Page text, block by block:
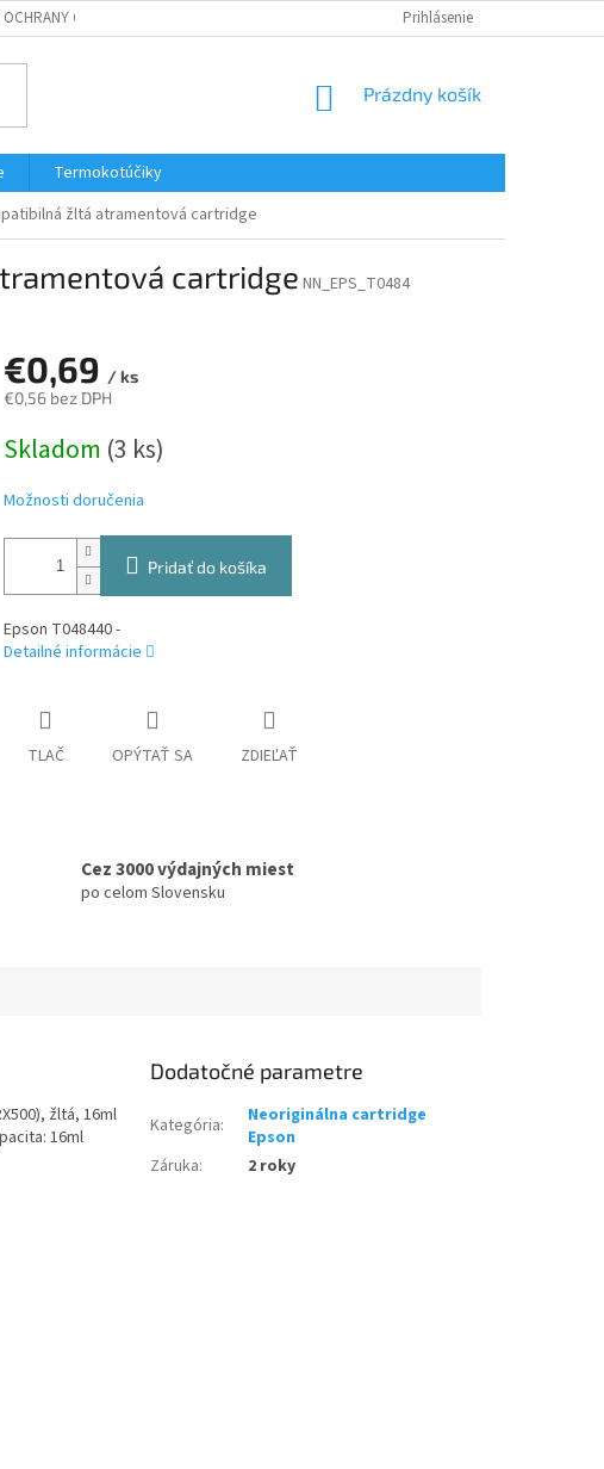
OSOBNÝCH ÚDAJOV KONTAKTY
Prihlásenie
NÁKUPNÝ
Prázdny košík
Termokotúčiky
žltá atramentová cartridge
cartridge NN_EPS_T0484
€0,69 / ks
€0,56 bez DPH
cena:
Skladom (3 ks)
Možnosti doručenia
Pridať do košíka
Epson T048440 -
Detailné informácie
TLAČ OPÝTAŤ SA ZDIEĽAŤ
Cez 3000 výdajných miest
po celom Slovensku
žltá, 16ml
16ml
Dodatočné parametre
Kategória:
Neoriginálna cartridge
Epson
Záruka: 2 roky